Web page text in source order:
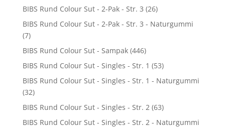
BIBS Rund Colour Sut - 2-Pak - Str. 3 (26)
BIBS Rund Colour Sut - 2-Pak - Str. 3 - Naturgummi
(7)
BIBS Rund Colour Sut - Sampak (446)
BIBS Rund Colour Sut - Singles - Str. 1 (53)
BIBS Rund Colour Sut - Singles - Str. 1 - Naturgummi
(32)
BIBS Rund Colour Sut - Singles - Str. 2 (63)
BIBS Rund Colour Sut - Singles - Str. 2 - Naturgummi